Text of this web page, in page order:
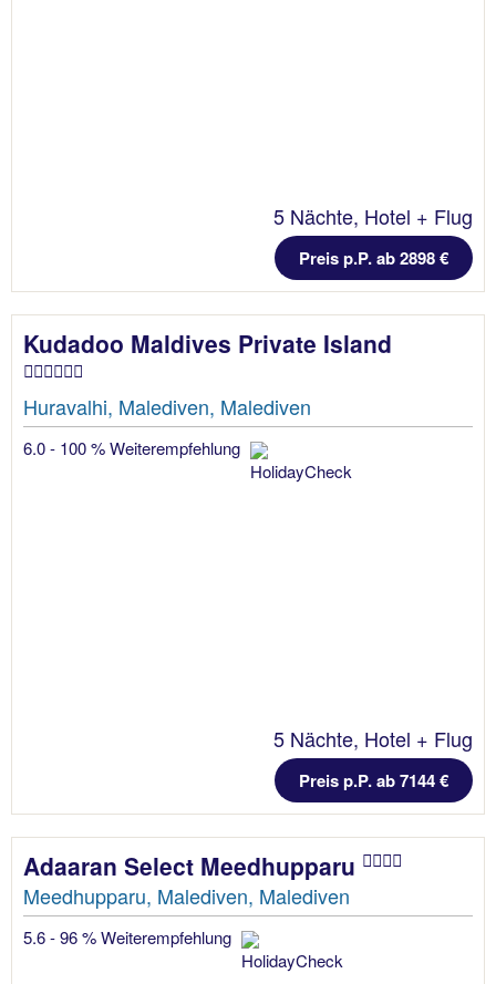
5 Nächte, Hotel + Flug
Preis p.P. ab 2898 €
Kudadoo Maldives Private Island
Huravalhi, Malediven, Malediven
6.0 - 100 % Weiterempfehlung
5 Nächte, Hotel + Flug
Preis p.P. ab 7144 €
Adaaran Select Meedhupparu
Meedhupparu, Malediven, Malediven
5.6 - 96 % Weiterempfehlung